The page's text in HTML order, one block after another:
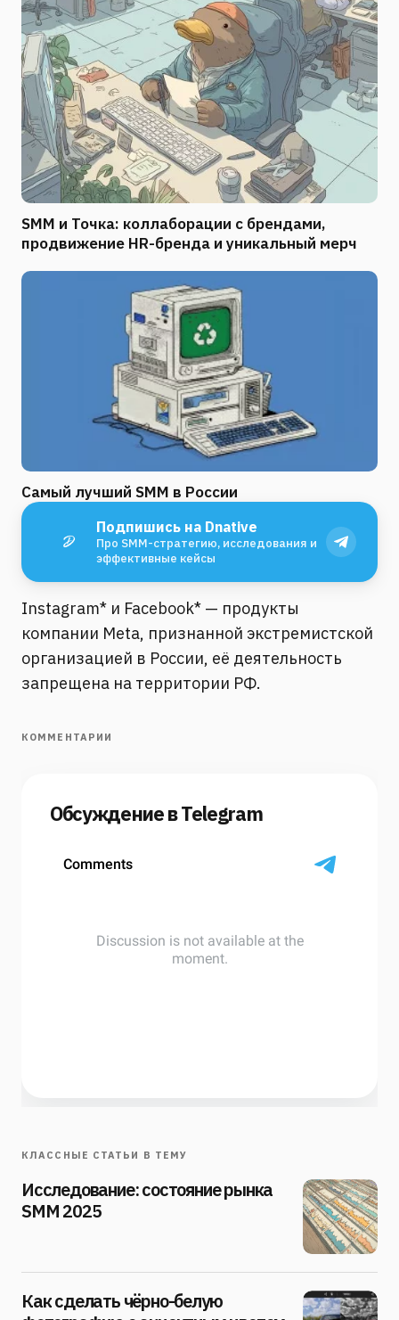
SMM и Точка: коллаборации с брендами,
продвижение HR-бренда и уникальный мерч
Самый лучший SMM в России
Подпишись на Dnative
Про SMM-стратегию, исследования и
эффективные кейсы
Instagram* и Facebook* — продукты
компании Meta, признанной экстремистской
организацией в России, её деятельность
запрещена на территории РФ.
КОММЕНТАРИИ
Обсуждение в Telegram
КЛАССНЫЕ СТАТЬИ В ТЕМУ
Исследование: состояние рынка
SMM 2025
Как сделать чёрно-белую